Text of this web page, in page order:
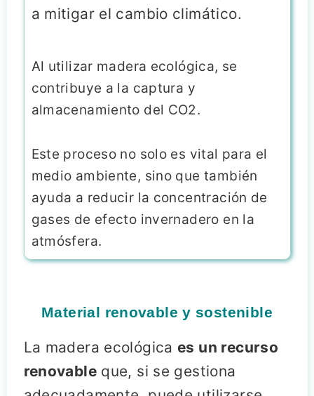
a mitigar el cambio climático.
Al utilizar madera ecológica, se
contribuye a la captura y
almacenamiento del CO2.
Este proceso no solo es vital para el
medio ambiente, sino que también
ayuda a reducir la concentración de
gases de efecto invernadero en la
atmósfera.
Material renovable y sostenible
La madera ecológicaes un recurso
renovableque, si se gestiona